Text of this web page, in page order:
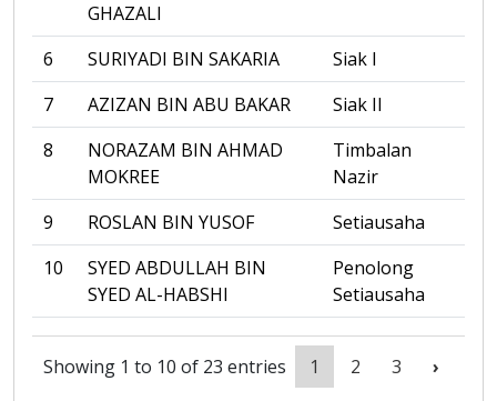
GHAZALI
6 SURIYADI BIN SAKARIA
Siak I
7
AZIZAN BIN ABU BAKAR
Siak II
8
NORAZAM BIN AHMAD
MOKREE
Timbalan
Nazir
9
ROSLAN BIN YUSOF
Setiausaha
10
SYED ABDULLAH BIN
SYED AL-HABSHI
Penolong
Setiausaha
Showing 1 to 10 of 23 entries 1 2 3 ›